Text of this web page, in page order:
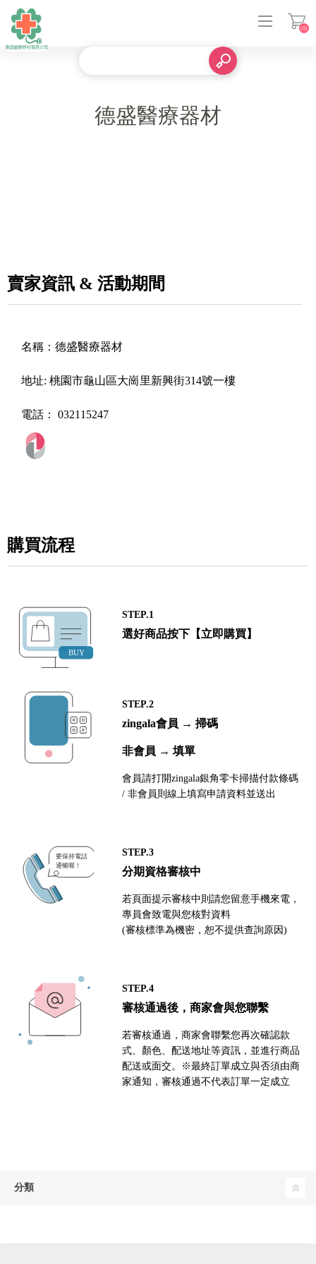
(0)
德盛醫療器材
賣家資訊 & 活動期間
名稱： 德盛醫療器材
地址: 桃園市龜山區大崗里新興街314號一樓
電話： 032115247
購買流程
STEP.1
選好商品按下【立即購買】
STEP.2
zingala會員 → 掃碼
非會員 → 填單
會員請打開zingala銀角零卡掃描付款條碼
/ 非會員則線上填寫申請資料並送出
STEP.3
分期資格審核中
若頁面提示審核中則請您留意手機來電，
專員會致電與您核對資料
(審核標準為機密，恕不提供查詢原因)
STEP.4
審核通過後，商家會與您聯繫
若審核通過，商家會聯繫您再次確認款
式、顏色、配送地址等資訊，並進行商品
配送或面交。※最終訂單成立與否須由商
家通知，審核通過不代表訂單一定成立
分類